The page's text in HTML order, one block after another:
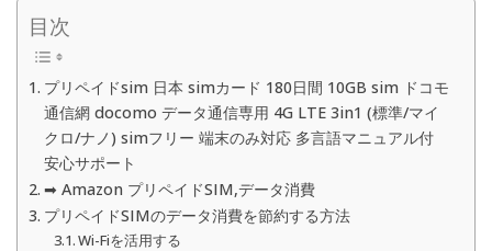
目次
プリペイドsim 日本 simカード 180日間 10GB sim ドコモ
通信網 docomo データ通信専用 4G LTE 3in1 (標準/マイ
クロ/ナノ) simフリー 端末のみ対応 多言語マニュアル付
安心サポート
➡ Amazon プリペイドSIM,データ消費
プリペイドSIMのデータ消費を節約する方法
Wi-Fiを活用する